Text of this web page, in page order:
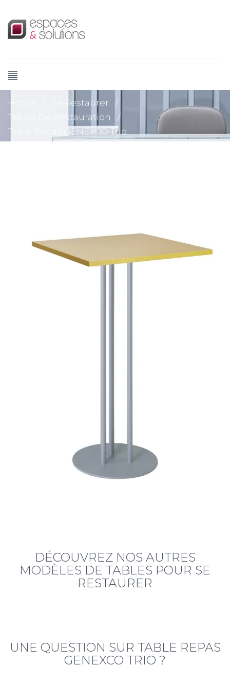
Home Se Restaurer
/
Tables De Restauration
/
Table Repas GENEXCO Trio
DÉCOUVREZ NOS AUTRES
MODÈLES DE TABLES POUR SE
RESTAURER
UNE QUESTION SUR TABLE REPAS
GENEXCO TRIO ?